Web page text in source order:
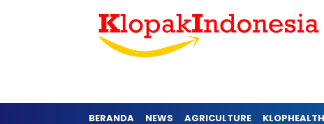
BERANDA NEWS AGRICULTURE KLOPHEALTH